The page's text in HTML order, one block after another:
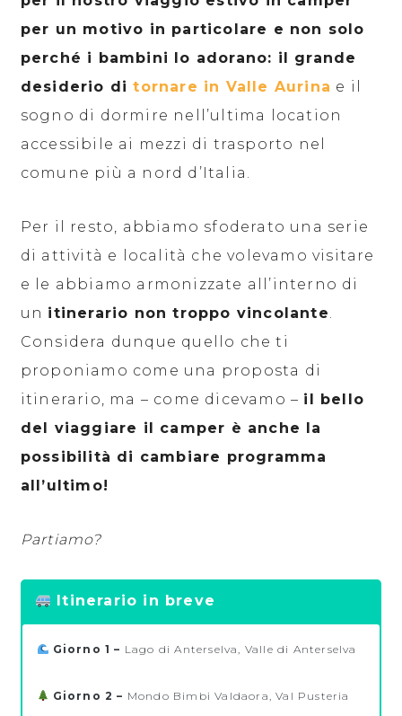
per un motivo in particolare e non solo
perché i bambini lo adorano: il grande
desiderio ditornare in Valle Aurina e il
sogno di dormire nell’ultima location
accessibile ai mezzi di trasporto nel
comune più a nord d’Italia.
Per il resto, abbiamo sfoderato una serie
di attività e località che volevamo visitare
e le abbiamo armonizzate all’interno di
un itinerario non troppo vincolante.
Considera dunque quello che ti
proponiamo come una proposta di
itinerario, ma – come dicevamo – il bello
del viaggiare il camper è anche la
possibilità di cambiare programma
all’ultimo!
Partiamo?
Itinerario in breve
Giorno 1 – Lago di Anterselva, Valle di Anterselva
Giorno 2 – Mondo Bimbi Valdaora, Val Pusteria